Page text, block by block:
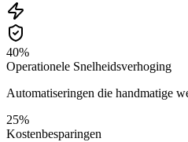
40%
Operationele Snelheidsverhoging
Automatiseringen die handmatige
25%
Kostenbesparingen